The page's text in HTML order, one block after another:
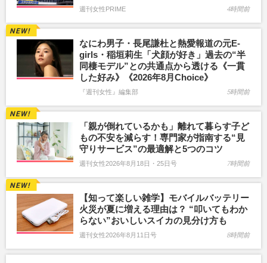
週刊女性PRIME 4時間前
なにわ男子・長尾謙杜と熱愛報道の元E-
girls・稲垣莉生「犬顔が好き」過去の“半
同棲モデル”との共通点から透ける《一貫
した好み》《2026年8月Choice》
『週刊女性』編集部 5時間前
「親が倒れているかも」離れて暮らす子ど
もの不安を減らす！専門家が指南する“見
守りサービス”の最適解と5つのコツ
週刊女性2026年8月18日・25日号 7時間前
【知って楽しい雑学】モバイルバッテリー
火災が夏に増える理由は？ “叩いてもわか
らない”おいしいスイカの見分け方も
週刊女性2026年8月11日号 8時間前